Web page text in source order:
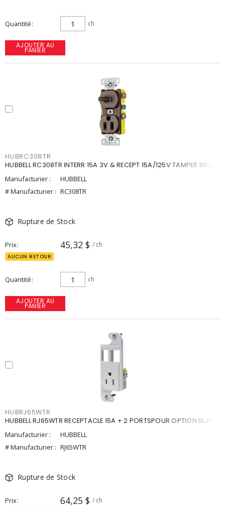
Quantité ch
AJOUTER AU
PANIER
HUBRC308TR
HUBBELL RC308TR INTERR 15A 3V & RECEPT 15A/125V TAMPER BRUN
Manufacturier :
HUBBELL
# Manufacturier : RC308TR
Rupture de Stock
Prix 45,32 $ / ch
AUCUN RETOUR
Quantité ch
AJOUTER AU
PANIER
HUBRJ65WTR
HUBBELL RJ65WTR RECEPTACLE 15A + 2 PORTSPOUR OPTION BLANC
Manufacturier :
HUBBELL
# Manufacturier : RJ65WTR
Rupture de Stock
Prix 64,25 $ / ch